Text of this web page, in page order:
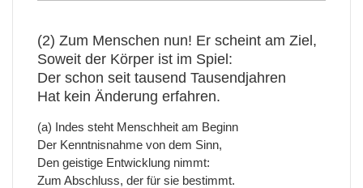
(2) Zum Menschen nun! Er scheint am Ziel,
Soweit der Körper ist im Spiel:
Der schon seit tausend Tausendjahren
Hat kein Änderung erfahren.
(a) Indes steht Menschheit am Beginn
Der Kenntnisnahme von dem Sinn,
Den geistige Entwicklung nimmt:
Zum Abschluss, der für sie bestimmt.